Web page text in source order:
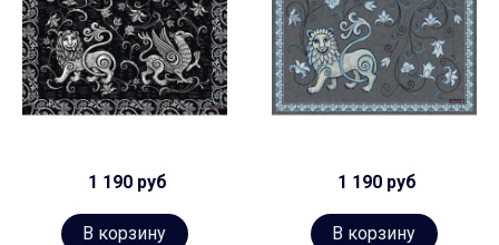
1 190 руб
В корзину
1 190 руб
В корзину